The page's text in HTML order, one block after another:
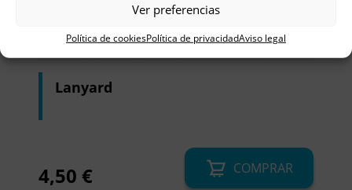
Ver preferencias
Política de cookiesPolítica de privacidadAviso legal
Lanyard
4,50 € COMPRAR